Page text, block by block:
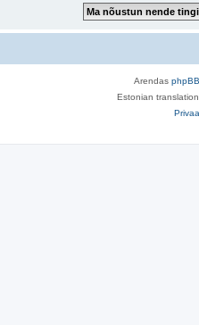
Arendas phpBB
Estonian